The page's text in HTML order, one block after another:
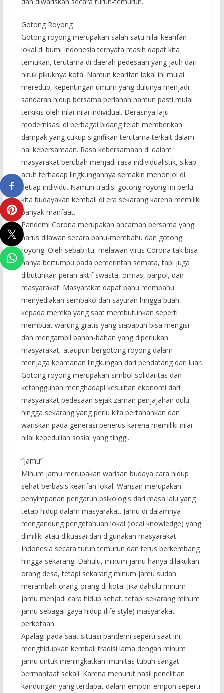
Gotong Royong
Gotong royong merupakan salah satu nilai kearifan
lokal di bumi Indonesia ternyata masih dapat kita
temukan, terutama di daerah pedesaan yang jauh dari
hiruk pikuknya kota. Namun kearifan lokal ini mulai
meredup, kepentingan umum yang dulunya menjadi
sandaran hidup bersama perlahan namun pasti mulai
terkikis oleh nilai-nilai individual. Derasnya laju
modernisasi di berbagai bidang telah memberikan
dampak yang cukup signifikan terutama terkait dalam
hal kebersamaan. Rasa kebersamaan di dalam
masyarakat berubah menjadi rasa individualistik, sikap
acuh terhadap lingkungannya semakin menonjol di
setiap individu. Namun tradisi gotong royong ini perlu
kita budayakan kembali di era sekarang karena memiliki
banyak manfaat.
Pandemi Corona merupakan ancaman bersama yang
harus dilawan secara bahu-membahu dan gotong
royong. Oleh sebab itu, melawan virus Corona tak bisa
hanya bertumpu pada pemerintah semata, tapi juga
dibutuhkan peran aktif swasta, ormas, parpol, dan
masyarakat. Masyarakat dapat bahu membahu
menyediakan sembako dan sayuran hingga buah
kepada mereka yang saat membutuhkan seperti
membuat warung gratis yang siapapun bisa mengisi
dan mengambil bahan-bahan yang diperlukan
masyarakat, ataupun bergotong royong dalam
menjaga keamanan lingkungan dari pendatang dari luar.
Gotong royong merupakan simbol solidaritas dan
ketangguhan menghadapi kesulitan ekonomi dari
masyarakat pedesaan sejak zaman penjajahan dulu
hingga sekarang yang perlu kita pertahankan dan
wariskan pada generasi penerus karena memiliki nilai-
nilai kepedulian sosial yang tinggi.
“Jamu”
Minum jamu merupakan warisan budaya cara hidup
sehat berbasis kearifan lokal. Warisan merupakan
penyimpanan pengaruh psikologis dari masa lalu yang
tetap hidup dalam masyarakat. Jamu di dalamnya
mengandung pengetahuan lokal (local knowledge) yang
dimiliki atau dikuasai dan digunakan masyarakat
Indonesia secara turun temurun dan terus berkembang
hingga sekarang. Dahulu, minum jamu hanya dilakukan
orang desa, tetapi sekarang minum jamu sudah
merambah orang-orang di kota. Jika dahulu minum
jamu menjadi cara hidup sehat, tetapi sekarang minum
jamu sebagai gaya hidup (life style) masyarakat
perkotaan.
Apalagi pada saat situasi pandemi seperti saat ini,
menghidupkan kembali tradisi lama dengan minum
jamu untuk meningkatkan imunitas tubuh sangat
bermanfaat sekali. Karena menurut hasil penelitian
kandungan yang terdapat dalam empon-empon seperti